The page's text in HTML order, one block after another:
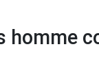
homme